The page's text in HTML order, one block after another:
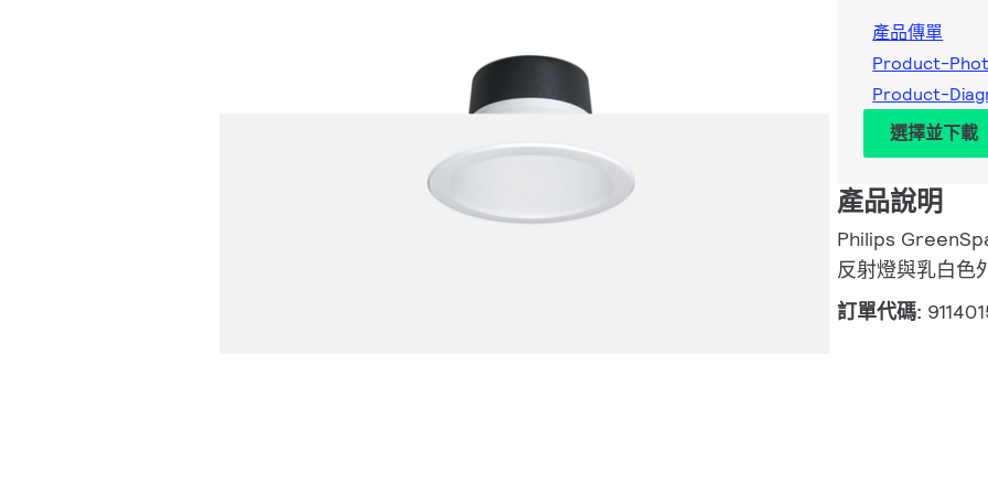
產品傳單
Product-
Product-
選擇並下載
產品說明
Philips
反射燈與乳白色
訂單代碼: